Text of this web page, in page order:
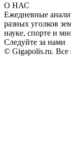
О НАС
Ежедневные
разных уголков
науке, спорте и
Следуйте за нами
© Gigapolis.ru.